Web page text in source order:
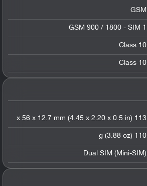
GSM
GSM 900 / 1800 - SIM 1
Class 10
Class 10
113 x 56 x 12.7 mm (4.45 x 2.20 x 0.5 in)
110 g (3.88 oz)
Dual SIM (Mini-SIM)